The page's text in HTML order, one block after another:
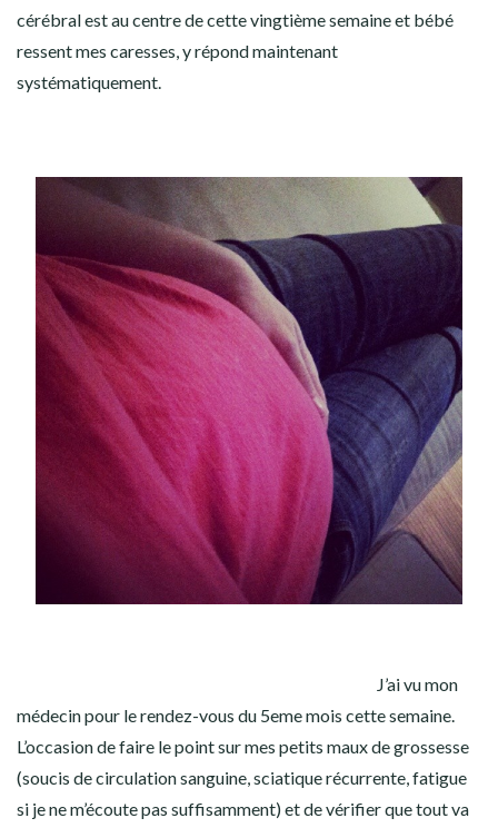
cérébral est au centre de cette vingtième semaine et bébé
ressent mes caresses, y répond maintenant
systématiquement.
J’ai vu mon
médecin pour le rendez-vous du 5eme mois cette semaine.
L’occasion de faire le point sur mes petits maux de grossesse
(soucis de circulation sanguine, sciatique récurrente, fatigue
si je ne m’écoute pas suffisamment) et de vérifier que tout va